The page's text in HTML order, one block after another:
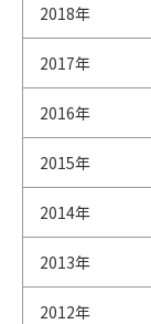
2018年
2017年
2016年
2015年
2014年
2013年
2012年